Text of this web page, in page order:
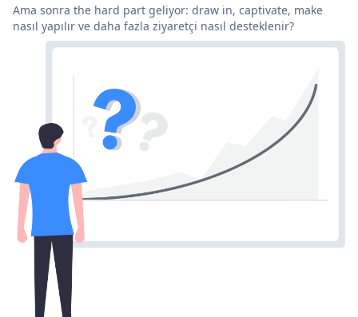
Ama sonra the hard part geliyor: draw in, captivate, make
nasıl yapılır ve daha fazla ziyaretçi nasıl desteklenir?